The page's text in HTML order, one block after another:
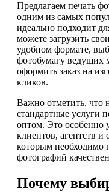
Предлагаем печать
одним из самых
идеально подходит
можете загрузить
удобном формате,
фотобумагу ведущих
оформить заказ на
кликов.
Важно отметить, что
стандартные услуги
оптом. Это особенно
клиентов, агентств и
которым необходимо
фотографий
Почему